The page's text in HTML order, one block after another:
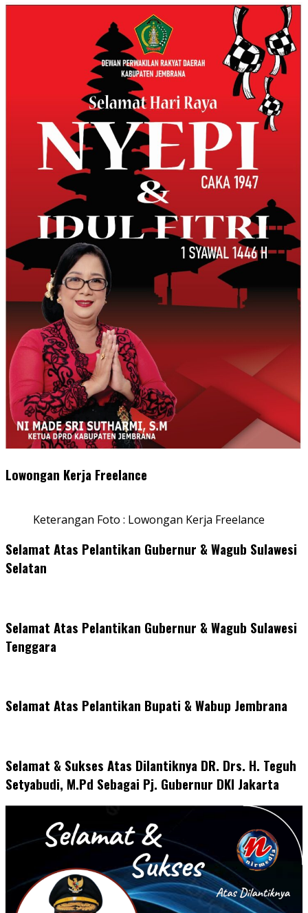
Lowongan Kerja Freelance
Keterangan Foto : Lowongan Kerja Freelance
Selamat Atas Pelantikan Gubernur & Wagub Sulawesi
Selatan
Selamat Atas Pelantikan Gubernur & Wagub Sulawesi
Tenggara
Selamat Atas Pelantikan Bupati & Wabup Jembrana
Selamat & Sukses Atas Dilantiknya DR. Drs. H. Teguh
Setyabudi, M.Pd Sebagai Pj. Gubernur DKI Jakarta